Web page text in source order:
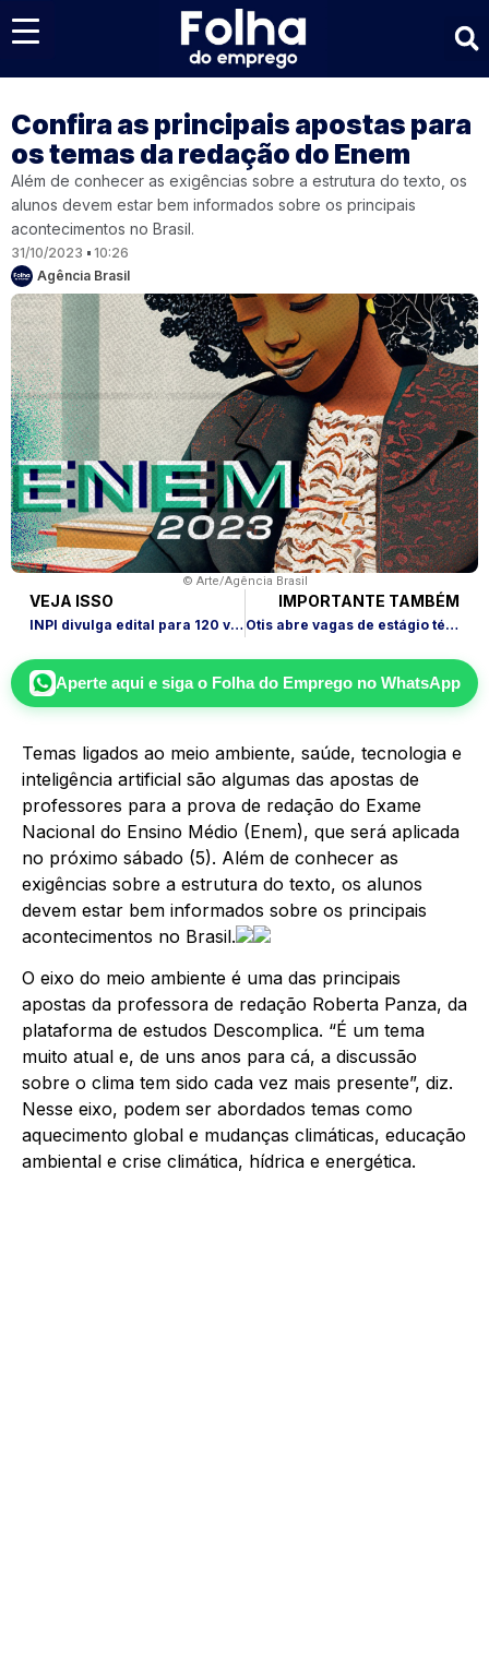
Confira as principais apostas para
os temas da redação do Enem
Além de conhecer as exigências sobre a estrutura do texto, os
alunos devem estar bem informados sobre os principais
acontecimentos no Brasil.
31/10/2023
10:26
Agência Brasil
© Arte/Agência Brasil
VEJA ISSO
INPI divulga edital para 120 vagas com salário de até R$ 11 mil
IMPORTANTE TAMBÉM
Otis abre vagas de estágio técnico em todas as regiões do Brasil
Aperte aqui e siga o Folha do Empregono WhatsApp
Temas ligados ao meio ambiente, saúde, tecnologia e
inteligência artificial são algumas das apostas de
professores para a prova de redação do Exame
Nacional do Ensino Médio (Enem), que será aplicada
no próximo sábado (5). Além de conhecer as
exigências sobre a estrutura do texto, os alunos
devem estar bem informados sobre os principais
acontecimentos no Brasil.
O eixo do meio ambiente é uma das principais
apostas da professora de redação Roberta Panza, da
plataforma de estudos Descomplica. “É um tema
muito atual e, de uns anos para cá, a discussão
sobre o clima tem sido cada vez mais presente”, diz.
Nesse eixo, podem ser abordados temas como
aquecimento global e mudanças climáticas, educação
ambiental e crise climática, hídrica e energética.